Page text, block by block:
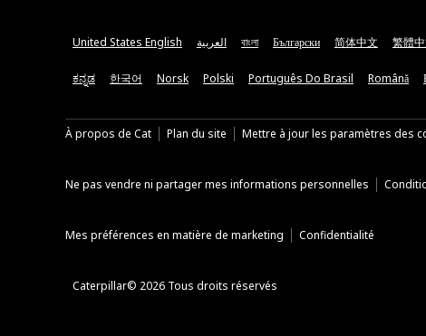
United States English العربية বাংলা Български 简体中文 繁體
ಕನ್ನಡ 한국어 Norsk Polski Português Do Brasil Română
À propos de Cat Plan du site Mettre à jour les paramètres des
Ne pas vendre ni partager mes informations personnelles
Mes préférences en matière de marketing Confidentialité
Caterpillar© 2026 Tous droits réservés